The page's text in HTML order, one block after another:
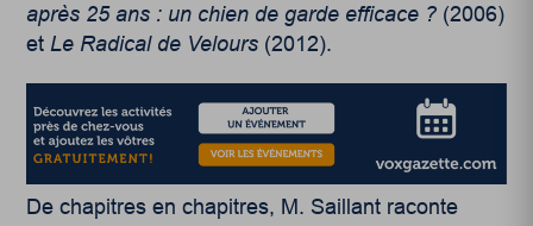
après 25 ans : un chien de garde efficace ? (2006)
et Le Radical de Velours (2012).
De chapitres en chapitres, M. Saillant raconte